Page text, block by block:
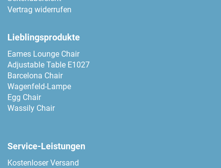
Vertrag widerrufen
Lieblingsprodukte
Eames Lounge Chair
Adjustable Table E1027
Barcelona Chair
Wagenfeld-Lampe
Egg Chair
Wassily Chair
Service-Leistungen
Kostenloser Versand